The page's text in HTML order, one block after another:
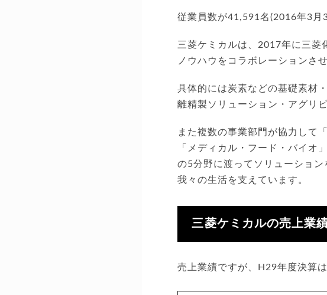
従業員数が41,591名(2016年3月
三菱ケミカルは、2017年に三菱
ノウハウをコラボレーションさ
具体的には炭素などの基礎素材
離精製ソリューション・アグリ
また複数の事業部門が協力して
「メディカル・フード・バイオ
の5分野に渡ってソリューショ
我々の生活を支えています。
三菱ケミカルの売上業
売上業績ですが、H29年度決算